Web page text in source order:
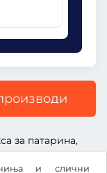
и слични
за патарина,
ДДВ.